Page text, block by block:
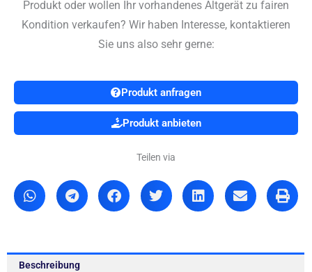
Produkt oder wollen Ihr vorhandenes Altgerät zu fairen
Kondition verkaufen? Wir haben Interesse, kontaktieren
Sie uns also sehr gerne:
Produkt anfragen
Produkt anbieten
Teilen via
Beschreibung